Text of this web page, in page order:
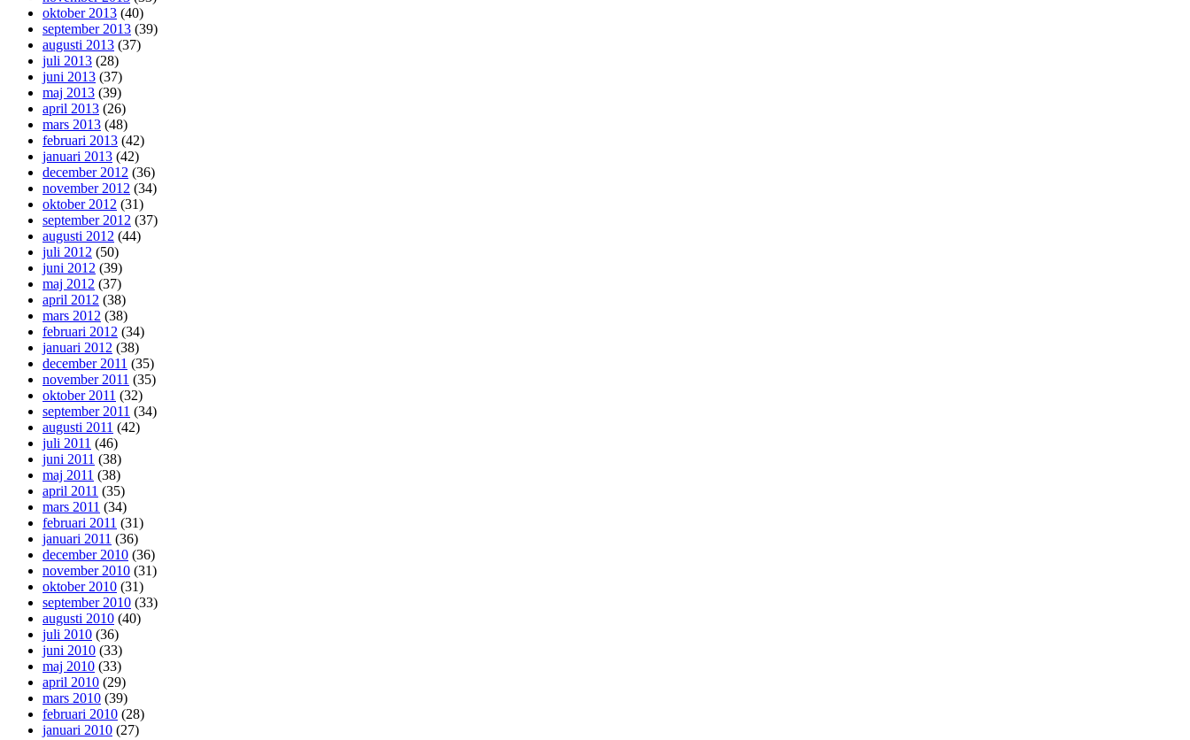
oktober 2013 (40)
september 2013 (39)
augusti 2013 (37)
juli 2013 (28)
juni 2013 (37)
maj 2013 (39)
april 2013 (26)
mars 2013 (48)
februari 2013 (42)
januari 2013 (42)
december 2012 (36)
november 2012 (34)
oktober 2012 (31)
september 2012 (37)
augusti 2012 (44)
juli 2012 (50)
juni 2012 (39)
maj 2012 (37)
april 2012 (38)
mars 2012 (38)
februari 2012 (34)
januari 2012 (38)
december 2011 (35)
november 2011 (35)
oktober 2011 (32)
september 2011 (34)
augusti 2011 (42)
juli 2011 (46)
juni 2011 (38)
maj 2011 (38)
april 2011 (35)
mars 2011 (34)
februari 2011 (31)
januari 2011 (36)
december 2010 (36)
november 2010 (31)
oktober 2010 (31)
september 2010 (33)
augusti 2010 (40)
juli 2010 (36)
juni 2010 (33)
maj 2010 (33)
april 2010 (29)
mars 2010 (39)
februari 2010 (28)
januari 2010 (27)